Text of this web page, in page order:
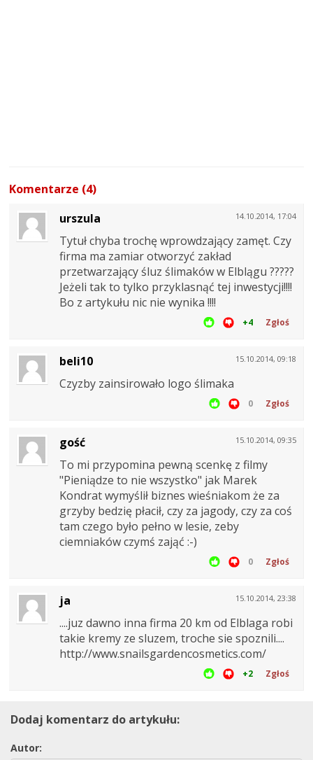
Komentarze (4)
14.10.2014, 17:04
urszula
Tytuł chyba trochę wprowdzający zamęt. Czy
firma ma zamiar otworzyć zakład
przetwarzający śluz ślimaków w Elblągu ?????
Jeżeli tak to tylko przyklasnąć tej inwestycji!!!!
Bo z artykułu nic nie wynika !!!!
+4 Zgłoś
15.10.2014, 09:18
beli10
Czyzby zainsirowało logo ślimaka
0 Zgłoś
15.10.2014, 09:35
gość
To mi przypomina pewną scenkę z filmy
"Pieniądze to nie wszystko" jak Marek
Kondrat wymyślił biznes wieśniakom że za
grzyby bedzię płacił, czy za jagody, czy za coś
tam czego było pełno w lesie, zeby
ciemniaków czymś zająć :-)
0 Zgłoś
15.10.2014, 23:38
ja
....juz dawno inna firma 20 km od Elblaga robi
takie kremy ze sluzem, troche sie spoznili....
http://www.snailsgardencosmetics.com/
+2 Zgłoś
Dodaj komentarz do artykułu:
Autor: